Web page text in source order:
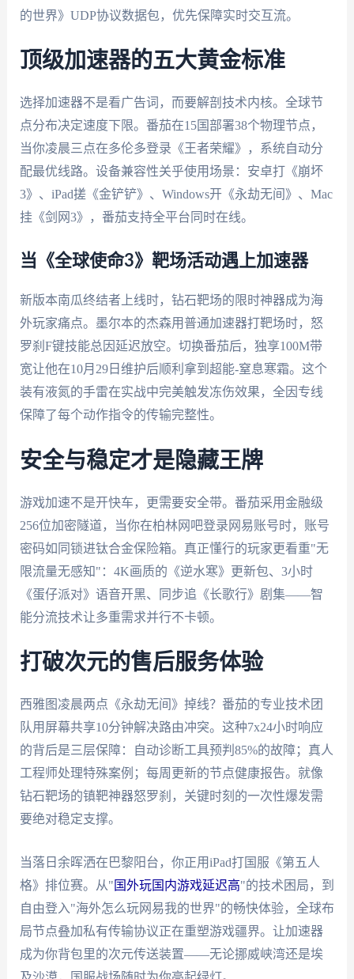
的世界》UDP协议数据包，优先保障实时交互流。
顶级加速器的五大黄金标准
选择加速器不是看广告词，而要解剖技术内核。全球节
点分布决定速度下限。番茄在15国部署38个物理节点，
当你凌晨三点在多伦多登录《王者荣耀》，系统自动分
配最优线路。设备兼容性关乎使用场景：安卓打《崩坏
3》、iPad搓《金铲铲》、Windows开《永劫无间》、Mac
挂《剑网3》，番茄支持全平台同时在线。
当《全球使命3》靶场活动遇上加速器
新版本南瓜终结者上线时，钻石靶场的限时神器成为海
外玩家痛点。墨尔本的杰森用普通加速器打靶场时，怒
罗刹F键技能总因延迟放空。切换番茄后，独享100M带
宽让他在10月29日维护后顺利拿到超能-窒息寒霜。这个
装有液氮的手雷在实战中完美触发冻伤效果，全因专线
保障了每个动作指令的传输完整性。
安全与稳定才是隐藏王牌
游戏加速不是开快车，更需要安全带。番茄采用金融级
256位加密隧道，当你在柏林网吧登录网易账号时，账号
密码如同锁进钛合金保险箱。真正懂行的玩家更看重"无
限流量无感知"：4K画质的《逆水寒》更新包、3小时
《蛋仔派对》语音开黑、同步追《长歌行》剧集——智
能分流技术让多重需求并行不卡顿。
打破次元的售后服务体验
西雅图凌晨两点《永劫无间》掉线？番茄的专业技术团
队用屏幕共享10分钟解决路由冲突。这种7x24小时响应
的背后是三层保障：自动诊断工具预判85%的故障；真人
工程师处理特殊案例；每周更新的节点健康报告。就像
钻石靶场的镇靶神器怒罗刹，关键时刻的一次性爆发需
要绝对稳定支撑。
当落日余晖洒在巴黎阳台，你正用iPad打国服《第五人
格》排位赛。从" 国外玩国内游戏延迟高"的技术困局，到
自由登入"海外怎么玩网易我的世界"的畅快体验，全球布
局节点叠加私有传输协议正在重塑游戏疆界。让加速器
成为你背包里的次元传送装置——无论挪威峡湾还是埃